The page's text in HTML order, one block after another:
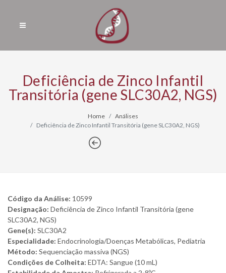
Deficiência de Zinco Infantil
Transitória (gene SLC30A2, NGS)
Home
Análises
Deficiência de Zinco Infantil Transitória (gene SLC30A2, NGS)
Código da Análise: 10599
Designação: Deficiência de Zinco Infantil Transitória (gene
SLC30A2, NGS)
Gene(s): SLC30A2
Especialidade: Endocrinologia/Doenças Metabólicas, Pediatria
Método: Sequenciação massiva (NGS)
Condições de Colheita: EDTA: Sangue (10 mL)